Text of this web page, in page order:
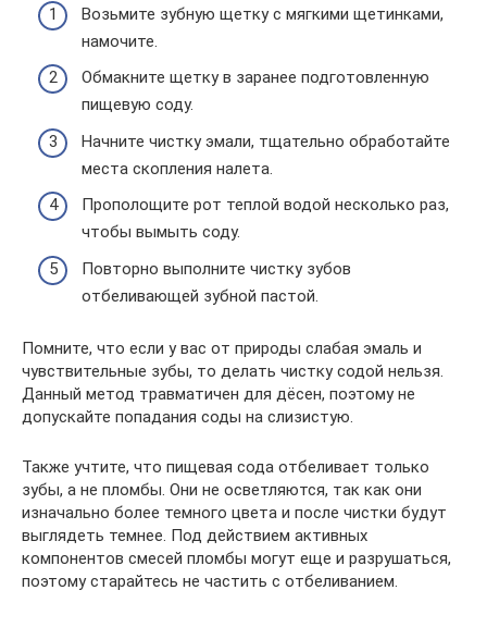
Возьмите зубную щетку с мягкими щетинками,
намочите.
Обмакните щетку в заранее подготовленную
пищевую соду.
Начните чистку эмали, тщательно обработайте
места скопления налета.
Прополощите рот теплой водой несколько раз,
чтобы вымыть соду.
Повторно выполните чистку зубов
отбеливающей зубной пастой.
Помните, что если у вас от природы слабая эмаль и
чувствительные зубы, то делать чистку содой нельзя.
Данный метод травматичен для дёсен, поэтому не
допускайте попадания соды на слизистую.
Также учтите, что пищевая сода отбеливает только
зубы, а не пломбы. Они не осветляются, так как они
изначально более темного цвета и после чистки будут
выглядеть темнее. Под действием активных
компонентов смесей пломбы могут еще и разрушаться,
поэтому старайтесь не частить с отбеливанием.